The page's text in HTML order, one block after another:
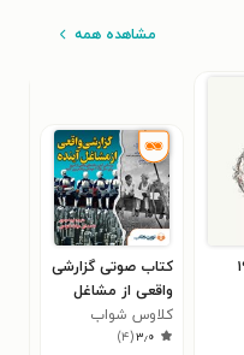
مشاهده همه
کتاب صوتی گزارشی
واقعی از مشاغل
آینده
کلاوس شواب
۳٫۰(۴)